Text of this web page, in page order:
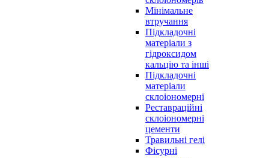
Мінімальне
втручання
Підкладочні
матеріали з
гідроксидом
кальцію та інші
Підкладочні
матеріали
склоіономерні
Реставраційні
склоіономерні
цементи
Травильні гелі
Фісурні